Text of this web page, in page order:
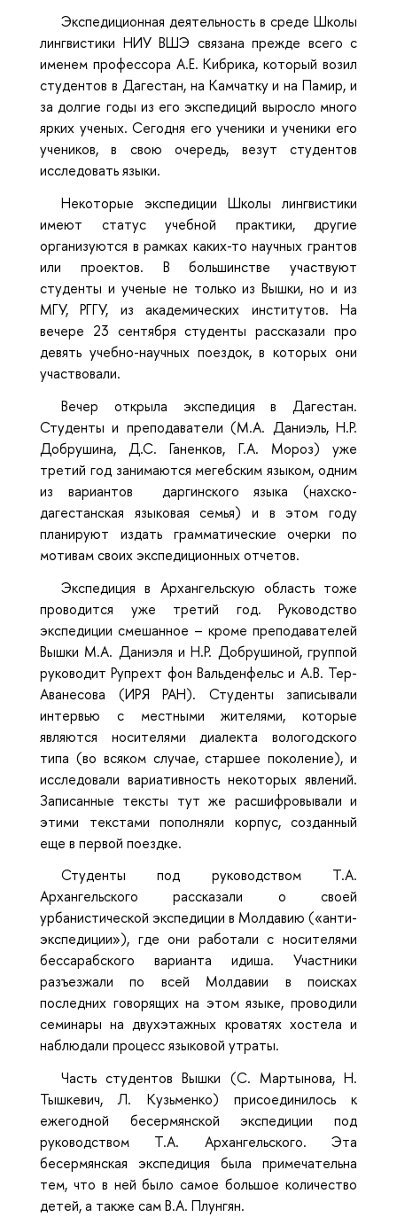
Экспедиционная деятельность в среде Школы
лингвистики НИУ ВШЭ связана прежде всего с
именем профессора А.Е. Кибрика, который возил
студентов в Дагестан, на Камчатку и на Памир, и
за долгие годы из его экспедиций выросло много
ярких ученых. Сегодня его ученики и ученики его
учеников, в свою очередь, везут студентов
исследовать языки.
Некоторые экспедиции Школы лингвистики
имеют статус учебной практики, другие
организуются в рамках каких-то научных грантов
или проектов. В большинстве участвуют
студенты и ученые не только из Вышки, но и из
МГУ, РГГУ, из академических институтов. На
вечере 23 сентября студенты рассказали про
девять учебно-научных поездок, в которых они
участвовали.
Вечер открыла экспедиция в Дагестан.
Студенты и преподаватели (М.А. Даниэль, Н.Р.
Добрушина, Д.С. Ганенков, Г.А. Мороз) уже
третий год занимаются мегебским языком, одним
из вариантов даргинского языка (нахско-
дагестанская языковая семья) и в этом году
планируют издать грамматические очерки по
мотивам своих экспедиционных отчетов.
Экспедиция в Архангельскую область тоже
проводится уже третий год. Руководство
экспедиции смешанное – кроме преподавателей
Вышки М.А. Даниэля и Н.Р. Добрушиной, группой
руководит Рупрехт фон Вальденфельс и А.В. Тер-
Аванесова (ИРЯ РАН). Студенты записывали
интервью с местными жителями, которые
являются носителями диалекта вологодского
типа (во всяком случае, старшее поколение), и
исследовали вариативность некоторых явлений.
Записанные тексты тут же расшифровывали и
этими текстами пополняли корпус, созданный
еще в первой поездке.
Студенты под руководством Т.А.
Архангельского рассказали о своей
урбанистической экспедиции в Молдавию («анти-
экспедиции»), где они работали с носителями
бессарабского варианта идиша. Участники
разъезжали по всей Молдавии в поисках
последних говорящих на этом языке, проводили
семинары на двухэтажных кроватях хостела и
наблюдали процесс языковой утраты.
Часть студентов Вышки (С. Мартынова, Н.
Тышкевич, Л. Кузьменко) присоединилось к
ежегодной бесермянской экспедиции под
руководством Т.А. Архангельского. Эта
бесермянская экспедиция была примечательна
тем, что в ней было самое большое количество
детей, а также сам В.А. Плунгян.